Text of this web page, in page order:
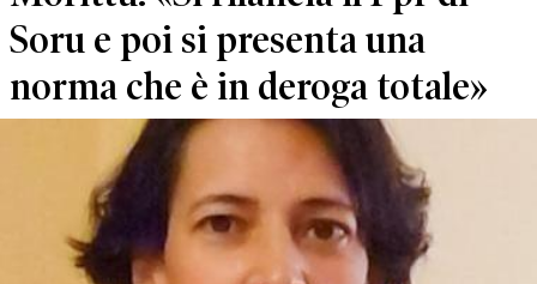
Soru e poi si presenta una
norma che è in deroga totale»